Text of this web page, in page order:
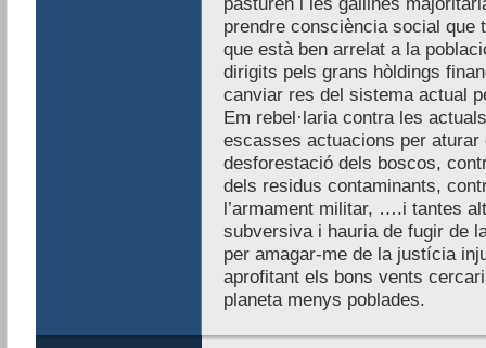
pasturen i les gallines
prendre consciència social que
que està ben arrelat a la
dirigits pels grans hòldings
canviar res del sistema actual
Em rebel·laria contra les
escasses actuacions per
desforestació dels boscos,
dels residus contaminants,
l’armament militar, ….i tantes
subversiva i hauria de fugir de
per amagar-me de la justícia
aprofitant els bons vents
planeta menys poblades.